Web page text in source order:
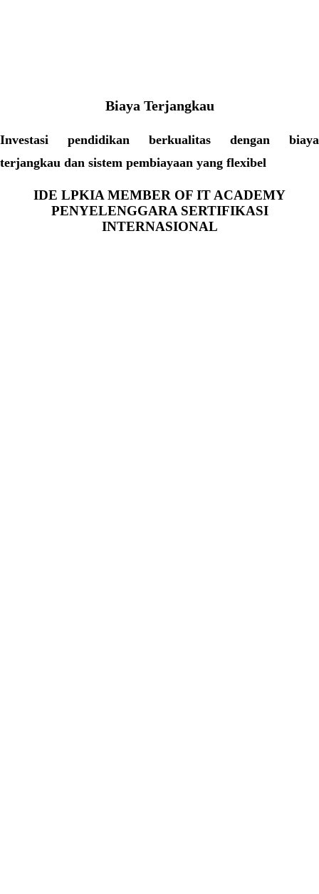
Biaya Terjangkau
Investasi pendidikan berkualitas dengan biaya
terjangkau dan sistem pembiayaan yang flexibel
IDE LPKIA MEMBER OF IT ACADEMY
PENYELENGGARA SERTIFIKASI
INTERNASIONAL